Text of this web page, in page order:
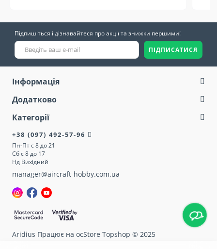
Підпишіться і дізнавайтеся про акції та знижки першими!
ПІДПИСАТИСЯ
Інформація
Додатково
Категорії
+38 (097) 492-57-96
Пн-Пт с 8 до 21
Сб с 8 до 17
Нд Вихідний
manager@aircraft-hobby.com.ua
Aridius Працює на ocStore Topshop © 2025